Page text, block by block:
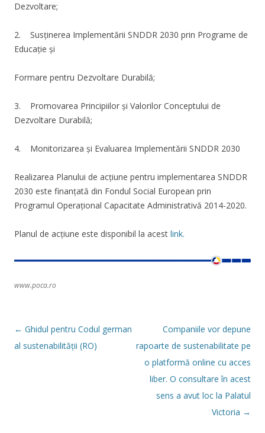
Dezvoltare;
2. Susținerea Implementării SNDDR 2030 prin Programe de
Educație și
Formare pentru Dezvoltare Durabilă;
3. Promovarea Principiilor și Valorilor Conceptului de
Dezvoltare Durabilă;
4. Monitorizarea și Evaluarea Implementării SNDDR 2030
Realizarea Planului de acțiune pentru implementarea SNDDR
2030 este finanțată din Fondul Social European prin
Programul Operațional Capacitate Administrativă 2014-2020.
Planul de acțiune este disponibil la acest link.
www.poca.ro
Navigare
în
articol
← Ghidul pentru Codul german
al sustenabilității (RO)
Companiile vor depune
rapoarte de sustenabilitate pe
o platformă online cu acces
liber. O consultare în acest
sens a avut loc la Palatul
Victoria →